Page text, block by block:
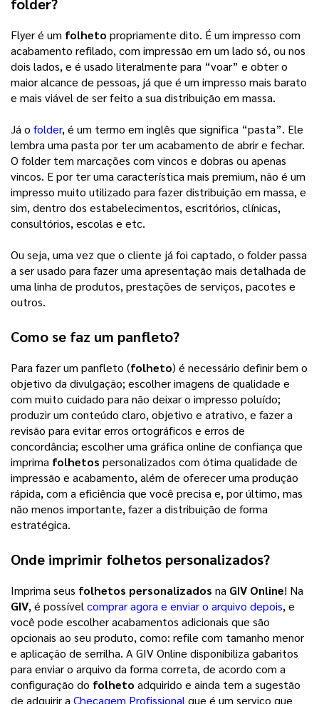
Flyer é um folheto propriamente dito. É um impresso com
acabamento refilado, com impressão em um lado só, ou nos
dois lados, e é usado literalmente para “voar” e obter o
maior alcance de pessoas, já que é um impresso mais barato
e mais viável de ser feito a sua distribuição em massa.
Já o folder, é um termo em inglês que significa “pasta”. Ele
lembra uma pasta por ter um acabamento de abrir e fechar.
O folder tem marcações com vincos e dobras ou apenas
vincos. E por ter uma característica mais premium, não é um
impresso muito utilizado para fazer distribuição em massa, e
sim, dentro dos estabelecimentos, escritórios, clínicas,
consultórios, escolas e etc.
Ou seja, uma vez que o cliente já foi captado, o folder passa
a ser usado para fazer uma apresentação mais detalhada de
uma linha de produtos, prestações de serviços, pacotes e
outros.
Como se faz um panfleto?
Para fazer um panfleto (folheto) é necessário definir bem o
objetivo da divulgação; escolher imagens de qualidade e
com muito cuidado para não deixar o impresso poluído;
produzir um conteúdo claro, objetivo e atrativo, e fazer a
revisão para evitar erros ortográficos e erros de
concordância; escolher uma gráfica online de confiança que
imprima folhetos personalizados com ótima qualidade de
impressão e acabamento, além de oferecer uma produção
rápida, com a eficiência que você precisa e, por último, mas
não menos importante, fazer a distribuição de forma
estratégica.
Onde imprimir folhetos personalizados?
Imprima seus folhetos personalizados na GIV Online! Na
GIV, é possível comprar agora e enviar o arquivo depois, e
você pode escolher acabamentos adicionais que são
opcionais ao seu produto, como: refile com tamanho menor
e aplicação de serrilha. A GIV Online disponibiliza gabaritos
para enviar o arquivo da forma correta, de acordo com a
configuração do folheto adquirido e ainda tem a sugestão
de adquirir a Checagem Profissional que é um serviço que